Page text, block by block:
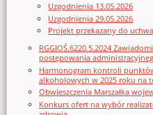
Uzgodnienia 13.05.2026
Uzgodnienia 29.05.2026
Projekt przekazany do
RGGIOŚ.6220.5.2024
postępowania
Harmonogram kontroli
alkoholowych w 2025 roku na
Obwieszczenia Marszałka
Konkurs ofert na wybór